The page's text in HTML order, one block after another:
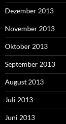
Dezember 2013
November 2013
Oktober 2013
September 2013
August 2013
Juli 2013
Juni 2013